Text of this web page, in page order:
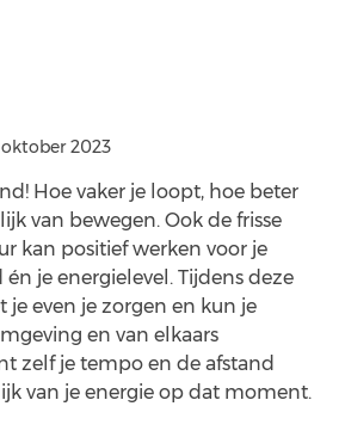
2023
Hoe vaker je loopt, hoe beter
van bewegen. Ook de frisse
kan positief werken voor je
je energielevel. Tijdens deze
je even je zorgen en kun je
en van elkaars
zelf je tempo en de afstand
van je energie op dat moment.